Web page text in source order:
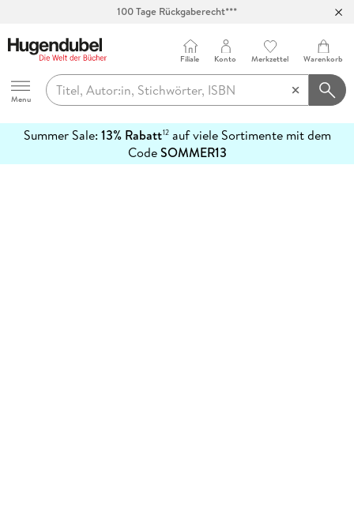
100 Tage Rückgaberecht***
Hugendubel
Menu
Filiale Konto Merkzettel Warenkorb
Summer Sale: 13% Rabatt12auf viele Sortimente mit dem
CodeSOMMER13
erfahren